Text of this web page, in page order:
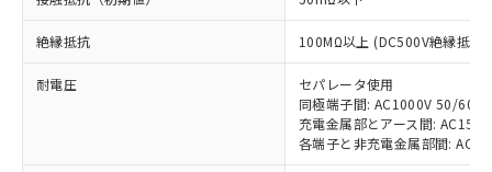
絶縁抵抗 100MΩ以上 (DC500V絶縁抵抗
耐電圧
セパレータ使用
同極端子間: AC1000V 50/
充電金属部とアース間:
各端子と非充電金属部間:
本サービスは、当社制御機器事業取扱
商品の当社在庫状況および標準価格
(税抜)を提供させていただくもので
当社制御機器事業取扱商品の中には、
調査・確認中：EU RoHS指令（10物質）の
非含有の対応状況を調査中または確認中の
非該当品：ライセンス料など無形物で、有
害物質有無と関係のない商品です。
仕入先様の事情により、非含有部品として
「○」：最大均質材料含有率が中国RoHSの
基準値以下であることを示します。
「×」：最大均質材料含有率が中国RoHSの